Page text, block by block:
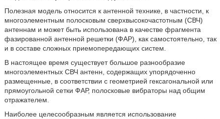
Полезная модель относится к антенной технике, в частности, к
многоэлементным полосковым сверхвысокочастотным (СВЧ)
антеннам и может быть использована в качестве фрагмента
фазированной антенной решетки (ФАР), как самостоятельно, так
и в составе сложных приемопередающих систем.
В настоящее время существует большое разнообразие
многоэлементных СВЧ антенн, содержащих упорядоченно
размещенные, в соответствии с геометрией гексагональной или
прямоугольной сетки ФАР, полосковые вибраторы над общим
отражателем.
Наиболее целесообразным является использование